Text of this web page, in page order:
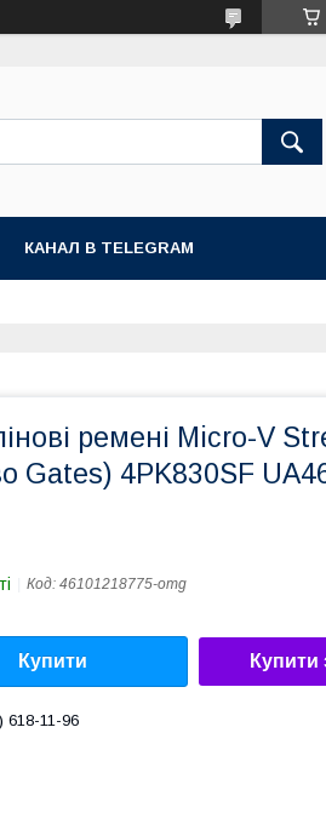
КАНАЛ В TELEGRAM
ремені Micro-V
Gates) 4PK830SF
Код: 46101218775-omg
Купити Купити
618-11-96